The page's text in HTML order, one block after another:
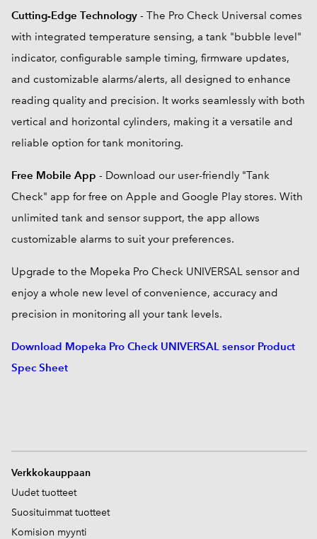
Cutting-Edge Technology - The Pro Check Universal comes
with integrated temperature sensing, a tank "bubble level"
indicator, configurable sample timing, firmware updates,
and customizable alarms/alerts, all designed to enhance
reading quality and precision. It works seamlessly with both
vertical and horizontal cylinders, making it a versatile and
reliable option for tank monitoring.
Free Mobile App - Download our user-friendly "Tank
Check" app for free on Apple and Google Play stores. With
unlimited tank and sensor support, the app allows
customizable alarms to suit your preferences.
Upgrade to the Mopeka Pro Check UNIVERSAL sensor and
enjoy a whole new level of convenience, accuracy and
precision in monitoring all your tank levels.
Download Mopeka Pro Check UNIVERSAL sensor Product
Spec Sheet
Verkkokauppaan
Uudet tuotteet
Suosituimmat tuotteet
Komision myynti